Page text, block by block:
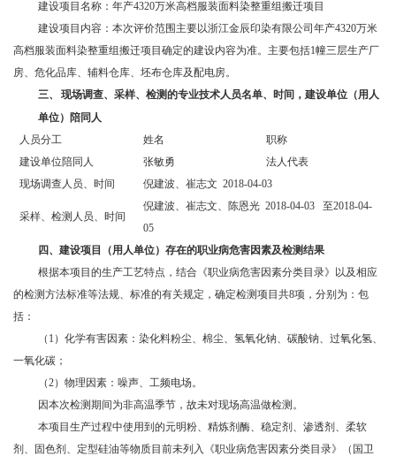
建设项目名称： 年产4320万米高档服装面料染整重组搬迁项目
建设项目内容：本次评价范围主要以浙江金辰印染有限公司年产4320万米
高档服装面料染整重组搬迁项目确定的建设内容为准。主要包括1幢三层生产厂
房、危化品库、辅料仓库、坯布仓库及配电房。
三、
现场调查、采样、检测的专业技术人员名单、时间，建设单位（用人
单位）陪同人
人员分工
姓名
职称
建设单位陪同人
张敏勇
法人代表
现场调查人员、时间
倪建波、崔志文 2018-04-03
采样、检测人员、时间
倪建波、崔志文、陈恩光 2018-04-03 至2018-04-
05
四、 建设项目（用人单位）存在的职业病危害因素及检测结果
根据本项目的生产工艺特点，结合《职业病危害因素分类目录》以及相应
的检测方法标准等法规、标准的有关规定，确定检测项目共8项，分别为：包
括：
（ 1）化学有害因素：染化料粉尘、棉尘、氢氧化钠、碳酸钠、过氧化氢、
一氧化碳；
（2）物理因素：噪声、工频电场。
因本次检测期间为非高温季节，故未对现场高温做检测。
本项目生产过程中使用到的元明粉、精炼剂酶、稳定剂、渗透剂、柔软
剂、固色剂、定型硅油等物质目前未列入《职业病危害因素分类目录》（国卫